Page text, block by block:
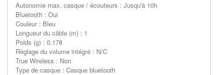
Autonomie max. casque / écouteurs : Jusqu'à 10h
Bluetooth : Oui
Couleur : Bleu
Longueur du câble (m) : 1
Poids (g) : 0.178
Réglage du volume intégré : N/C
True Wireless : Non
Type de casque : Casque bluetooth